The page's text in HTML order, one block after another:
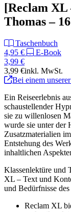
[Reclam XL
Thomas –
Taschenbuch
4,95 €
E-Book
3,99 €
3,99 €inkl. MwSt.
Bei einem
Ein Reiseerlebnis
schaustellender
sie zu willenlosen
wurde sie unter der
Zusatzmaterialien
Entstehung des
inhaltlichen
Klassenlektüre und
XL – Text und
und Bedürfnisse
Reclam XL